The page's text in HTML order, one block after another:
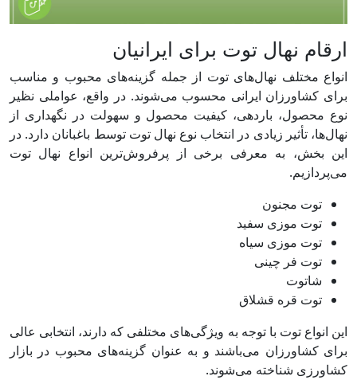
ارقام نهال توت برای ایرانیان
انواع مختلف نهال‌های توت از جمله گزینه‌های محبوب و مناسب
برای کشاورزان ایرانی محسوب می‌شوند. در واقع، عواملی نظیر
نوع محصول، باردهی، کیفیت محصول و سهولت در نگهداری از
نهال‌ها، تأثیر زیادی در انتخاب نوع نهال توت توسط باغبانان دارد. در
این بخش، به معرفی برخی از پرفروش‌ترین انواع نهال توت
می‌پردازیم.
توت مجنون
توت موزی سفید
توت موزی سیاه
توت فر چینی
شاتوت
توت قره قشلاق
این انواع توت با توجه به ویژگی‌های مختلفی که دارند، انتخابی عالی
برای کشاورزان می‌باشند و به عنوان گزینه‌های محبوب در بازار
کشاورزی شناخته می‌شوند.